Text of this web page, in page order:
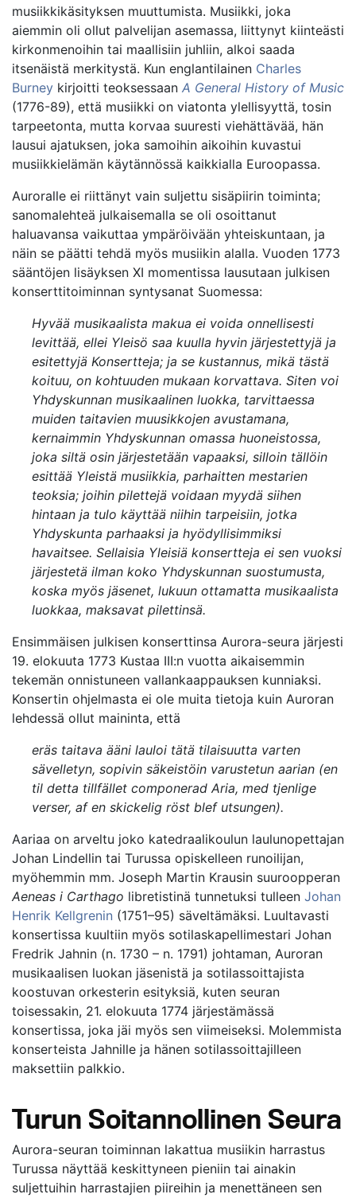
musiikkikäsityksen muuttumista. Musiikki, joka
aiemmin oli ollut palvelijan asemassa, liittynyt kiinteästi
kirkonmenoihin tai maallisiin juhliin, alkoi saada
itsenäistä merkitystä. Kun englantilainen Charles
Burney kirjoitti teoksessaan A General History of Music
(1776-89), että musiikki on viatonta ylellisyyttä, tosin
tarpeetonta, mutta korvaa suuresti viehättävää, hän
lausui ajatuksen, joka samoihin aikoihin kuvastui
musiikkielämän käytännössä kaikkialla Euroopassa.
Auroralle ei riittänyt vain suljettu sisäpiirin toiminta;
sanomalehteä julkaisemalla se oli osoittanut
haluavansa vaikuttaa ympäröivään yhteiskuntaan, ja
näin se päätti tehdä myös musiikin alalla. Vuoden 1773
sääntöjen lisäyksen XI momentissa lausutaan julkisen
konserttitoiminnan syntysanat Suomessa:
Hyvää musikaalista makua ei voida onnellisesti
levittää, ellei Yleisö saa kuulla hyvin järjestettyjä ja
esitettyjä Konsertteja; ja se kustannus, mikä tästä
koituu, on kohtuuden mukaan korvattava. Siten voi
Yhdyskunnan musikaalinen luokka, tarvittaessa
muiden taitavien muusikkojen avustamana,
kernaimmin Yhdyskunnan omassa huoneistossa,
joka siltä osin järjestetään vapaaksi, silloin tällöin
esittää Yleistä musiikkia, parhaitten mestarien
teoksia; joihin pilettejä voidaan myydä siihen
hintaan ja tulo käyttää niihin tarpeisiin, jotka
Yhdyskunta parhaaksi ja hyödyllisimmiksi
havaitsee. Sellaisia Yleisiä konsertteja ei sen vuoksi
järjestetä ilman koko Yhdyskunnan suostumusta,
koska myös jäsenet, lukuun ottamatta musikaalista
luokkaa, maksavat pilettinsä.
Ensimmäisen julkisen konserttinsa Aurora-seura järjesti
19. elokuuta 1773 Kustaa III:n vuotta aikaisemmin
tekemän onnistuneen vallankaappauksen kunniaksi.
Konsertin ohjelmasta ei ole muita tietoja kuin Auroran
lehdessä ollut maininta, että
eräs taitava ääni lauloi tätä tilaisuutta varten
sävelletyn, sopivin säkeistöin varustetun aarian (en
til detta tillfället componerad Aria, med tjenlige
verser, af en skickelig röst blef utsungen).
Aariaa on arveltu joko katedraalikoulun laulunopettajan
Johan Lindellin tai Turussa opiskelleen runoilijan,
myöhemmin mm. Joseph Martin Krausin suuroopperan
Aeneas i Carthago libretistinä tunnetuksi tulleen Johan
Henrik Kellgrenin (1751–95) säveltämäksi. Luultavasti
konsertissa kuultiin myös sotilaskapellimestari Johan
Fredrik Jahnin (n. 1730 – n. 1791) johtaman, Auroran
musikaalisen luokan jäsenistä ja sotilassoittajista
koostuvan orkesterin esityksiä, kuten seuran
toisessakin, 21. elokuuta 1774 järjestämässä
konsertissa, joka jäi myös sen viimeiseksi. Molemmista
konserteista Jahnille ja hänen sotilassoittajilleen
maksettiin palkkio.
Turun Soitannollinen Seura
Aurora-seuran toiminnan lakattua musiikin harrastus
Turussa näyttää keskittyneen pieniin tai ainakin
suljettuihin harrastajien piireihin ja menettäneen sen